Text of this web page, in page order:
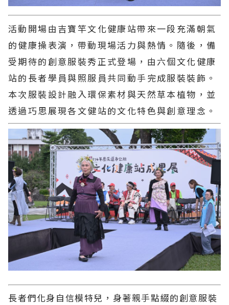
活動開場由吉寶竿文化健康站帶來一段充滿朝氣
的健康操表演，帶動現場活力與熱情。隨後，備
受期待的創意服裝秀正式登場，由六個文化健康
站的長者學員與照服員共同動手完成服裝裝飾。
本次服裝設計融入環保素材與天然草本植物，並
透過巧思展現各文健站的文化特色與創意理念。
長者們化身自信模特兒，身著親手點綴的創意服裝